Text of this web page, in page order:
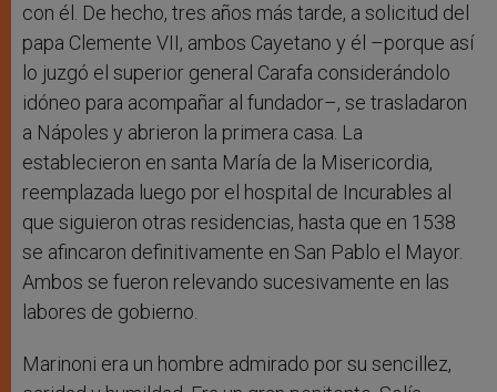
con él. De hecho, tres años más tarde, a solicitud del
papa Clemente VII, ambos Cayetano y él –porque así
lo juzgó el superior general Carafa considerándolo
idóneo para acompañar al fundador–, se trasladaron
a Nápoles y abrieron la primera casa. La
establecieron en santa María de la Misericordia,
reemplazada luego por el hospital de Incurables al
que siguieron otras residencias, hasta que en 1538
se afincaron definitivamente en San Pablo el Mayor.
Ambos se fueron relevando sucesivamente en las
labores de gobierno.
Marinoni era un hombre admirado por su sencillez,